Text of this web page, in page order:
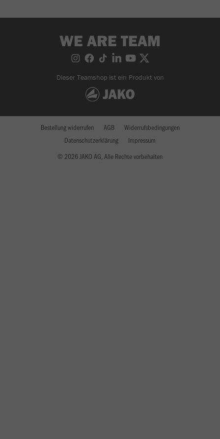
WE ARE TEAM
Dieser Teamshop ist ein Produkt von
© 2026 JAKO AG, Alle Rechte vorbehalten
Bestellung widerrufen AGB
Widerrufsbedingungen
Datenschutzerklärung
Impressum